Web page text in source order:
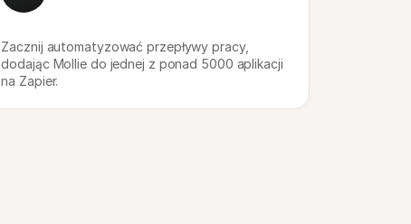
Zacznij automatyzować przepływy pracy,
dodając Mollie do jednej z ponad 5000 aplikacji
na Zapier.